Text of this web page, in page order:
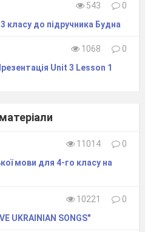
543
0
класу до підручника Будна
1068
0
Unit 3 Lesson 1
11014
0
мови для 4-го класу на
10221
0
UKRAINIAN SONGS"